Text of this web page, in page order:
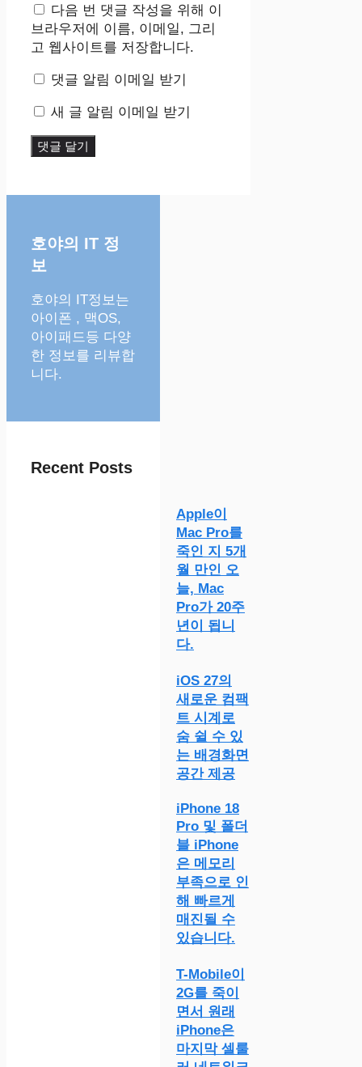
이
트
다음 번 댓글 작성을 위해 이
브라우저에 이름, 이메일, 그리
고 웹사이트를 저장합니다.
댓글 알림 이메일 받기
새 글 알림 이메일 받기
호야의 IT 정
보
호야의 IT정보는
아이폰 , 맥OS,
아이패드등 다양
한 정보를 리뷰합
니다.
Recent Posts
Apple이
Mac Pro를
죽인 지 5개
월 만인 오
늘, Mac
Pro가 20주
년이 됩니
다.
iOS 27의
새로운 컴팩
트 시계로
숨 쉴 수 있
는 배경화면
공간 제공
iPhone 18
Pro 및 폴더
블 iPhone
은 메모리
부족으로 인
해 빠르게
매진될 수
있습니다.
T-Mobile이
2G를 죽이
면서 원래
iPhone은
마지막 셀룰